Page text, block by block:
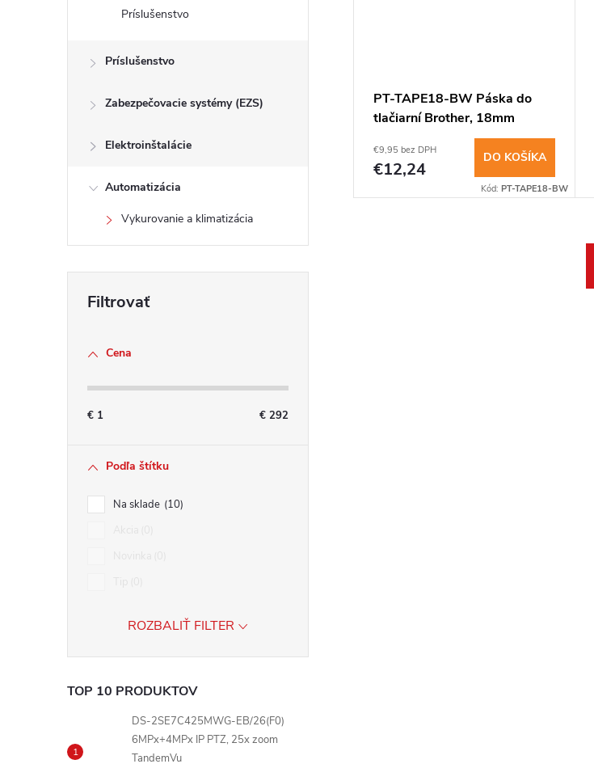
Príslušenstvo
Príslušenstvo
Zabezpečovacie systémy (EZS)
Elektroinštalácie
Automatizácia
Vykurovanie a klimatizácia
Cena
€ 1 € 292
Podľa štítku
Na sklade 10
ROZBALIŤ FILTER
TOP 10 PRODUKTOV
DS-2SE7C425MWG-EB/26(F0)
6MPx+4MPx IP PTZ, 25x zoom
TandemVu
PT-TAPE18-BW Páska do
tlačiarní Brother, 18mm
€9,95 bez DPH
€12,24
DO KOŠÍKA
Kód:PT-TAPE18-BW